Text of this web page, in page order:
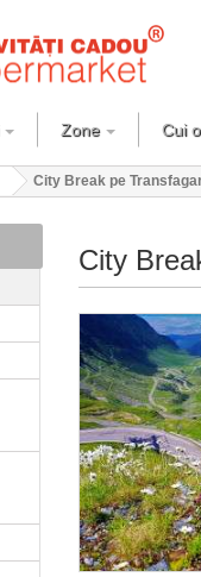
Zone Cui
City Break pe
City